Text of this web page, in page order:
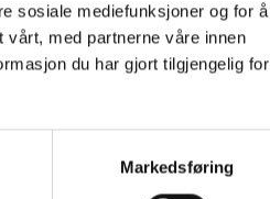
sosiale mediefunksjoner og for å
med partnerne våre innen
du har gjort tilgjengelig for
Markedsføring